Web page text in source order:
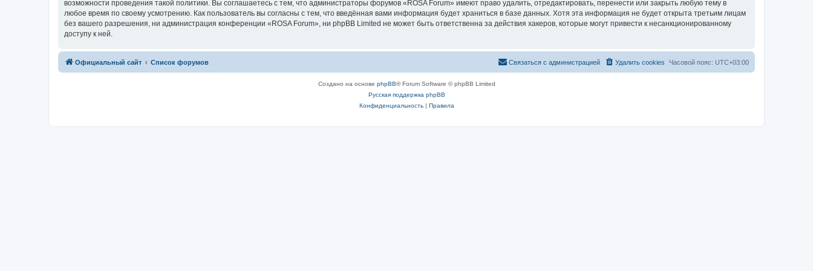
возможности проведения такой политики. Вы соглашаетесь с тем, что администраторы форумов «ROSA Forum» имеют право удалить, отредактировать, перенести или закрыть любую тему в
любое время по своему усмотрению. Как пользователь вы согласны с тем, что введённая вами информация будет храниться в базе данных. Хотя эта информация не будет открыта третьим лицам
без вашего разрешения, ни администрация конференции «ROSA Forum», ни phpBB Limited не может быть ответственна за действия хакеров, которые могут привести к несанкционированному
доступу к ней.
Официальный сайт Список форумов Часовой пояс: UTC+03:00
Удалить cookies
Связаться с администрацией
Создано на основе phpBB® Forum Software © phpBB Limited
Русская поддержка phpBB
Конфиденциальность| Правила